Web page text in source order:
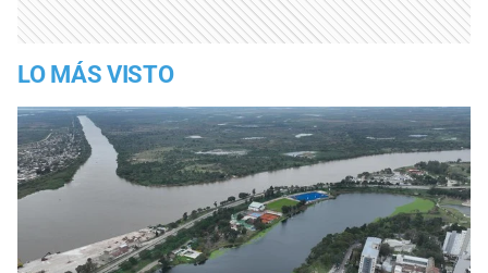
LO MÁS VISTO